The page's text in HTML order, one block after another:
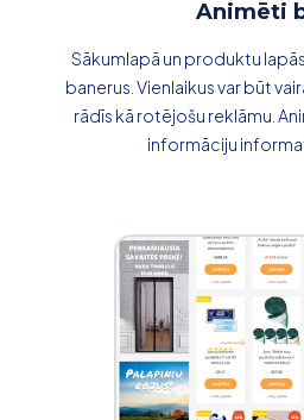
Animēti
Sākumlapā un produktu
banerus. Vienlaikus var būt
rādīs kā rotējošu reklāmu.
informāciju